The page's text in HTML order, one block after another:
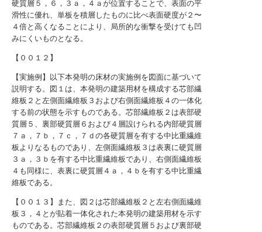
硬質層５，６，３ａ，４ａが位置することで、表面の平
滑性に優れ、単板を積層したものに比べ表面硬度が２〜
４倍と高くなることにより、局所的な衝撃を受けても凹
みにくいものとなる。
【００１２】
【実施例】以下本発明の床材の実施例を図面に基づいて
説明する。図１は、本発明の建築用材を構成する芯部繊
維板２と左側面繊維板３および右側面繊維板４の一体化
する前の状態を示すものである。芯部繊維板２は表部硬
質層５、裏部硬質層６および４層設けられる内部硬質層
７ａ，７ｂ，７ｃ，７ｄの各硬質層を有する中比重繊維
板よりなるものであり、左側面繊維板３は表裏に硬質層
３ａ，３ｂを有する中比重繊維板であり、右側面繊維板
４も同様に、表裏に硬質層４ａ，４ｂを有する中比重繊
維板である。
【００１３】また、図２は芯部繊維板２と左右側面繊維
板３，４とが貼着一体化された本発明の建築用材を示す
ものである。芯部繊維板２の表部硬質層５および裏部硬